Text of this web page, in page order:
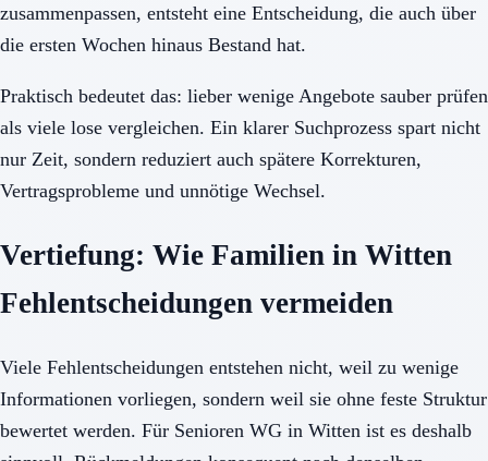
zusammenpassen, entsteht eine Entscheidung, die auch über
die ersten Wochen hinaus Bestand hat.
Praktisch bedeutet das: lieber wenige Angebote sauber prüfen
als viele lose vergleichen. Ein klarer Suchprozess spart nicht
nur Zeit, sondern reduziert auch spätere Korrekturen,
Vertragsprobleme und unnötige Wechsel.
Vertiefung: Wie Familien in Witten
Fehlentscheidungen vermeiden
Viele Fehlentscheidungen entstehen nicht, weil zu wenige
Informationen vorliegen, sondern weil sie ohne feste Struktur
bewertet werden. Für Senioren WG in Witten ist es deshalb